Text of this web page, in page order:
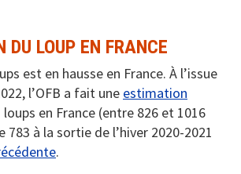
DU LOUP EN FRANCE
est en hausse en France. À l’issue
l’OFB a fait une estimation
loups en France (entre 826 et 1016
783 à la sortie de l’hiver 2020-2021
.